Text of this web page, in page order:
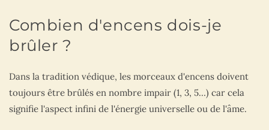
Combien d'encens dois-je
brûler ?
Dans la tradition védique, les morceaux d'encens doivent
toujours être brûlés en nombre impair (1, 3, 5…) car cela
signifie l'aspect infini de l'énergie universelle ou de l'âme.